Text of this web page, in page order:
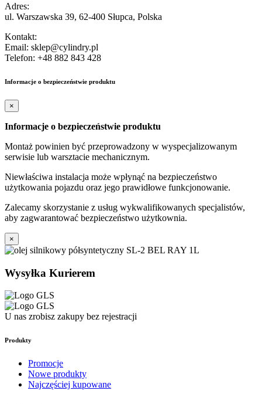
Adres:
ul. Warszawska 39, 62-400 Słupca, Polska
Kontakt:
Email: sklep@cylindry.pl
Telefon: +48 882 843 428
Informacje o bezpieczeństwie produktu
×
Informacje o bezpieczeństwie produktu
Montaż powinien być przeprowadzony w wyspecjalizowanym
serwisie lub warsztacie mechanicznym.
Niewłaściwa instalacja może wpłynąć na bezpieczeństwo
użytkowania pojazdu oraz jego prawidłowe funkcjonowanie.
Zalecamy skorzystanie z usług wykwalifikowanych specjalistów,
aby zagwarantować bezpieczeństwo użytkownia.
×
Wysyłka Kurierem
U nas zrobisz zakupy bez rejestracji
Produkty
Promocje
Nowe produkty
Najczęściej kupowane